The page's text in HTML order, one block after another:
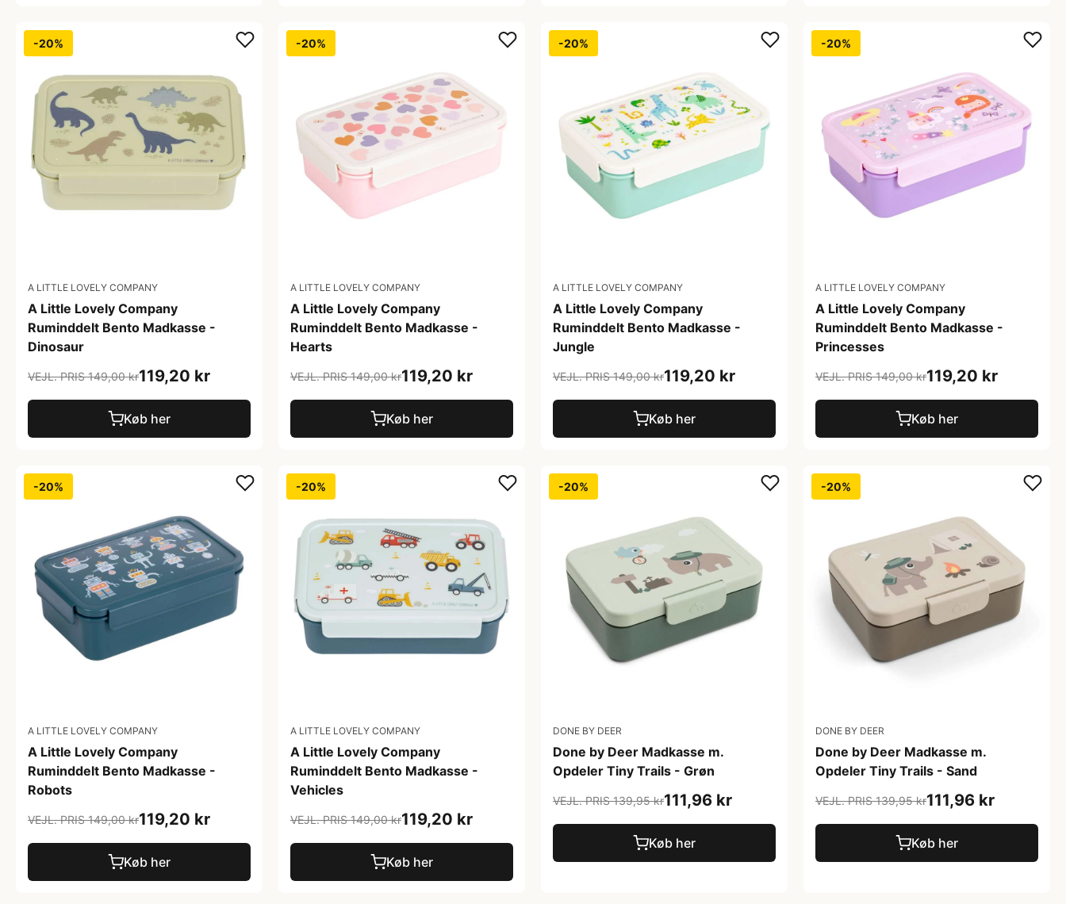
-20%
A LITTLE LOVELY COMPANY
A Little Lovely Company
Ruminddelt Bento Madkasse -
Dinosaur
VEJL. PRIS 149,00 kr119,20 kr
Køb her
-20%
A LITTLE LOVELY COMPANY
A Little Lovely Company
Ruminddelt Bento Madkasse -
Hearts
VEJL. PRIS 149,00 kr119,20 kr
Køb her
-20%
A LITTLE LOVELY COMPANY
A Little Lovely Company
Ruminddelt Bento Madkasse -
Jungle
VEJL. PRIS 149,00 kr119,20 kr
Køb her
-20%
A LITTLE LOVELY COMPANY
A Little Lovely Company
Ruminddelt Bento Madkasse -
Princesses
VEJL. PRIS 149,00 kr119,20 kr
Køb her
-20%
A LITTLE LOVELY COMPANY
A Little Lovely Company
Ruminddelt Bento Madkasse -
Robots
VEJL. PRIS 149,00 kr119,20 kr
Køb her
-20%
A LITTLE LOVELY COMPANY
A Little Lovely Company
Ruminddelt Bento Madkasse -
Vehicles
VEJL. PRIS 149,00 kr119,20 kr
Køb her
-20%
DONE BY DEER
Done by Deer Madkasse m.
Opdeler Tiny Trails - Grøn
VEJL. PRIS 139,95 kr111,96 kr
Køb her
-20%
DONE BY DEER
Done by Deer Madkasse m.
Opdeler Tiny Trails - Sand
VEJL. PRIS 139,95 kr111,96 kr
Køb her